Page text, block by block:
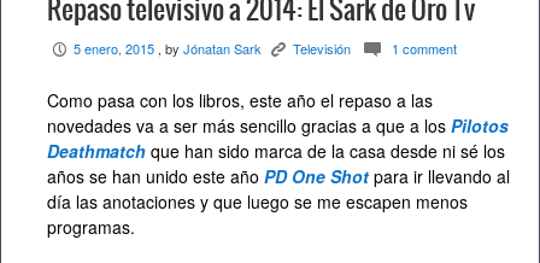
Repaso televisivo a 2014: El Sark de Oro Tv
P 5 enero, 2015 , by Jónatan Sark K Televisión c 1 comment
Como pasa con los libros, este año el repaso a las
novedades va a ser más sencillo gracias a que a los Pilotos
Deathmatch que han sido marca de la casa desde ni sé los
años se han unido este año PD One Shot para ir llevando al
día las anotaciones y que luego se me escapen menos
programas.